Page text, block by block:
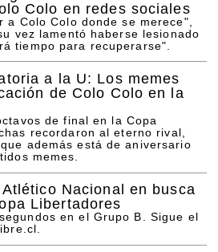
Colo en redes sociales
a Colo Colo donde se merece",
vez lamentó haberse lesionado
tiempo para recuperarse".
a la U: Los memes
de Colo Colo en la
de final en la Copa
recordaron al eterno rival,
además está de aniversario
memes.
Nacional en busca
Libertadores
en el Grupo B. Sigue el